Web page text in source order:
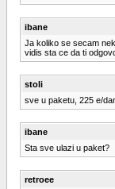
ibane
Ja koliko se secam
vidis sta ce da ti
stoli
sve u paketu, 225 e/
ibane
Sta sve ulazi u paket?
retroee